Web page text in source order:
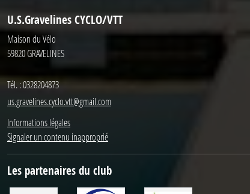
U.S.Gravelines CYCLO/VTT
Maison du Vélo
59820GRAVELINES
Tél. :0328204873
us.gravelines.cyclo.vtt@gmail.com
Informations légales
Signaler un contenu inapproprié
Les partenaires du club